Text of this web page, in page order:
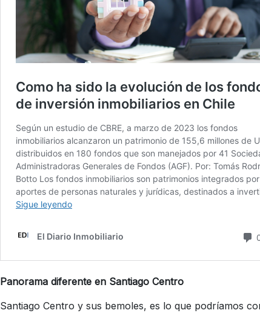
Panorama diferente en Santiago Centro
Santiago Centro y sus bemoles, es lo que podríamos